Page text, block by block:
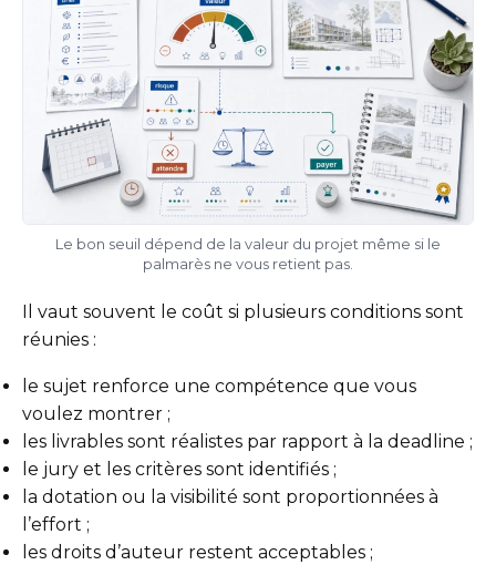
Le bon seuil dépend de la valeur du projet même si le
palmarès ne vous retient pas.
Il vaut souvent le coût si plusieurs conditions sont
réunies :
le sujet renforce une compétence que vous
voulez montrer ;
les livrables sont réalistes par rapport à la deadline ;
le jury et les critères sont identifiés ;
la dotation ou la visibilité sont proportionnées à
l’effort ;
les droits d’auteur restent acceptables ;